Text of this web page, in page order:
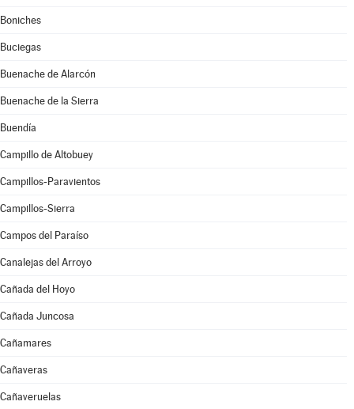
Boniches
Buciegas
Buenache de Alarcón
Buenache de la Sierra
Buendía
Campillo de Altobuey
Campillos-Paravientos
Campillos-Sierra
Campos del Paraíso
Canalejas del Arroyo
Cañada del Hoyo
Cañada Juncosa
Cañamares
Cañaveras
Cañaveruelas